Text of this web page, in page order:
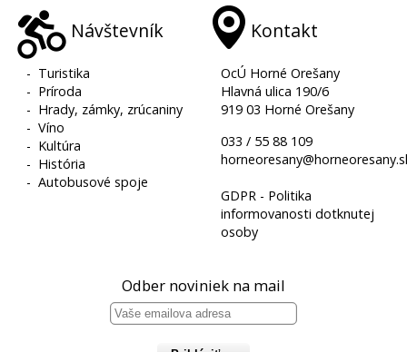
Návštevník
- Turistika
- Príroda
- Hrady, zámky, zrúcaniny
-Víno
- Kultúra
- História
-Autobusové spoje
Kontakt
OcÚ Horné Orešany
Hlavná ulica 190/6
919 03 Horné Orešany
033 / 55 88 109
GDPR - Politika
informovanosti dotknutej
osoby
Odber noviniek na mail